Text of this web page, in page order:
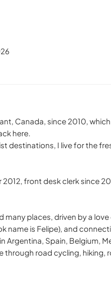
Canada, since 2010,
here.
destinations, I live for the
front desk clerk since
many places, driven by a
name is Felipe), and
Spain, Belgium,
through road cycling, hiking,